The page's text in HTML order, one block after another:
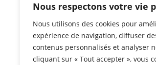
Nous respectons votre vie
Nous utilisons des cookies pour
expérience de navigation, diffuser
contenus personnalisés et analyser
cliquant sur « Tout accepter », vous